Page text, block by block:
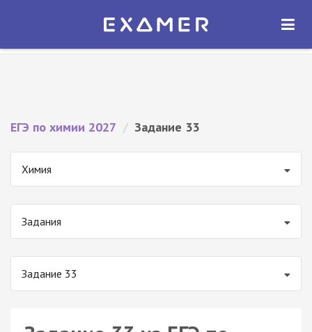
Экзамер — ЕГЭ 2027
ОТКРЫТЬ
ЕГЭ по химии 2027 / Задание 33
Химия
Задания
Задание 33